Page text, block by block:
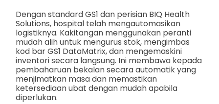
Dengan standard GS1 dan perisian BIQ Health
Solutions, hospital telah mengautomasikan
logistiknya. Kakitangan menggunakan peranti
mudah alih untuk mengurus stok, mengimbas
kod bar GS1 DataMatrix, dan mengemaskini
inventori secara langsung. Ini membawa kepada
pembaharuan bekalan secara automatik yang
menjimatkan masa dan memastikan
ketersediaan ubat dengan mudah apabila
diperlukan.